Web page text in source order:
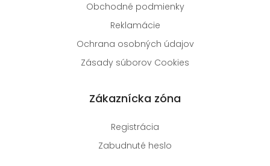
Obchodné podmienky
Reklamácie
Ochrana osobných údajov
Zásady súborov Cookies
Zákaznícka zóna
Registrácia
Zabudnuté heslo